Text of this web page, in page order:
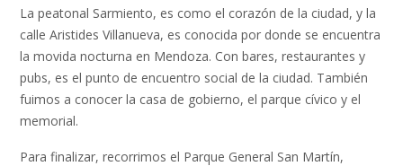
La peatonal Sarmiento, es como el corazón de la ciudad, y la
calle Aristides Villanueva, es conocida por donde se encuentra
la movida nocturna en Mendoza. Con bares, restaurantes y
pubs, es el punto de encuentro social de la ciudad. También
fuimos a conocer la casa de gobierno, el parque cívico y el
memorial.
Para finalizar, recorrimos el Parque General San Martín,